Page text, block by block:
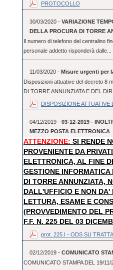
PROTOCOLLO
30/03/2020 - VARIAZIONE
DELLA PROCURA DI TORRE
Il numero di telefono del centralino
personale addetto risponderà
11/03/2020 - Misure urgenti per
Disposizioni attuative del decreto 8
DI TORRE ANNUNZIATA E DEL
DISPOSIZIONE ATTUATIVE
04/12/2019 - 03-12-2019 -
MEZZO POSTA ELETTRONICA
ATTENZIONE: SI RENDE
PROVENIENTE DA
ELETTRONICA, AL FINE
GESTIONE
DI TORRE ANNUNZIATA,
DALL'UFFICIO E NON
LETTURA, ESAME E
(PROVVEDIMENTO DEL
F.F. N. 225 DEL 03
prot. 225.I - ODS SU
02/12/2019 - COMUNICATO
COMUNICATO STAMPA DEL 19/11/